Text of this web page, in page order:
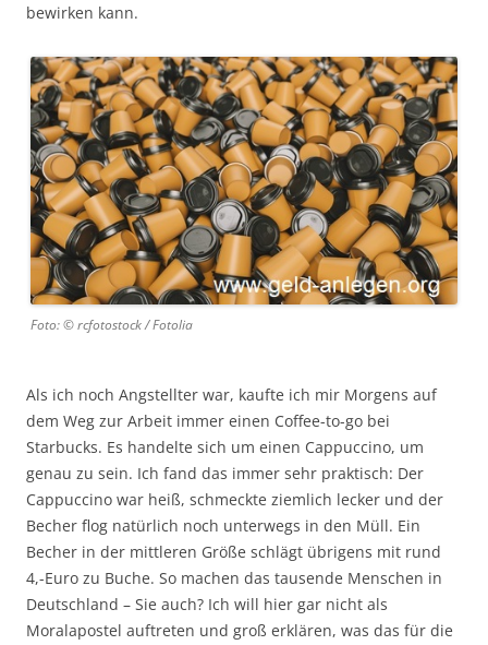
bewirken kann.
Foto: © rcfotostock / Fotolia
Als ich noch Angstellter war, kaufte ich mir Morgens auf
dem Weg zur Arbeit immer einen Coffee-to-go bei
Starbucks. Es handelte sich um einen Cappuccino, um
genau zu sein. Ich fand das immer sehr praktisch: Der
Cappuccino war heiß, schmeckte ziemlich lecker und der
Becher flog natürlich noch unterwegs in den Müll. Ein
Becher in der mittleren Größe schlägt übrigens mit rund
4,-Euro zu Buche. So machen das tausende Menschen in
Deutschland – Sie auch? Ich will hier gar nicht als
Moralapostel auftreten und groß erklären, was das für die